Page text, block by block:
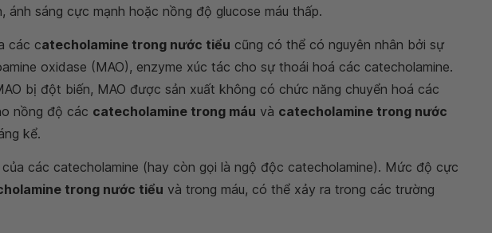
ánh sáng cực mạnh hoặc nồng độ glucose máu thấp.
các catecholamine trong nước tiểu cũng có thể có nguyên nhân bởi sự
oxidase (MAO), enzyme xúc tác cho sự thoái hoá các catecholamine.
bị đột biến, MAO được sản xuất không có chức năng chuyển hoá các
nồng độ các catecholamine trong máu và catecholamine trong nước
kể.
các catecholamine (hay còn gọi là ngộ độc catecholamine). Mức độ cực
trong nước tiểu và trong máu, có thể xảy ra trong các trường